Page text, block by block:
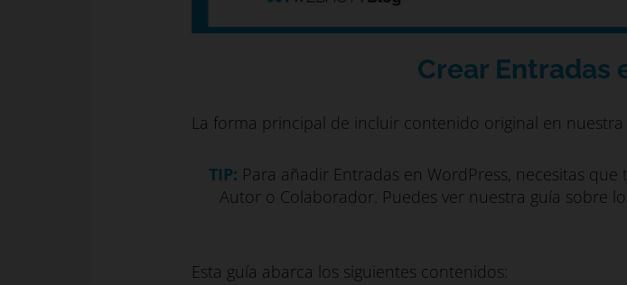
Crear Entradas
La forma principal de incluir contenido original en
TIP: Para añadir Entradas en WordPress, necesitas
Autor o Colaborador. Puedes ver nuestra guía sobre
Esta guía abarca los siguientes contenidos: